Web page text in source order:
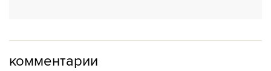
комментарии